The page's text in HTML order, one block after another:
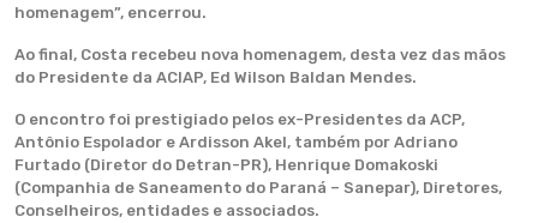
homenagem”, encerrou.
Ao final, Costa recebeu nova homenagem, desta vez das mãos
do Presidente da ACIAP, Ed Wilson Baldan Mendes.
O encontro foi prestigiado pelos ex-Presidentes da ACP,
Antônio Espolador e Ardisson Akel, também por Adriano
Furtado (Diretor do Detran-PR), Henrique Domakoski
(Companhia de Saneamento do Paraná – Sanepar), Diretores,
Conselheiros, entidades e associados.